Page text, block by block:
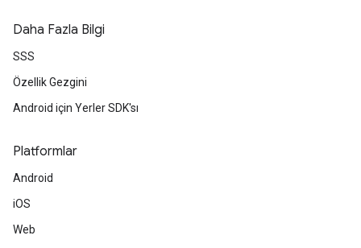
Daha Fazla Bilgi
SSS
Özellik Gezgini
Android için Yerler SDK'sı
Platformlar
Android
iOS
Web